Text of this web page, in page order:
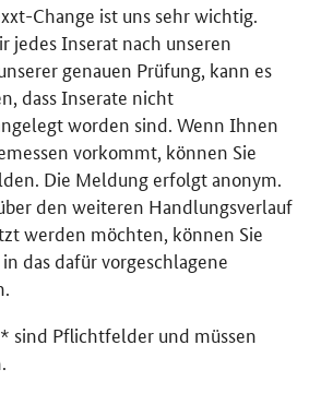
Change ist uns sehr wichtig.
jedes Inserat nach unseren
genauen Prüfung, kann es
dass Inserate nicht
worden sind. Wenn Ihnen
vorkommt, können Sie
Die Meldung erfolgt anonym.
den weiteren Handlungsverlauf
werden möchten, können Sie
das dafür vorgeschlagene
sind Pflichtfelder und müssen